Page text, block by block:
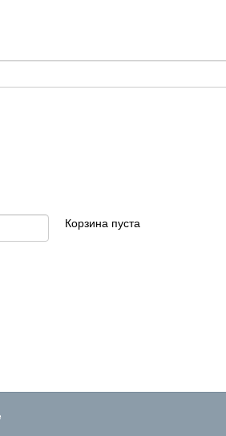
Корзина пуста